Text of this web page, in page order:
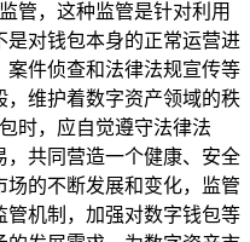
管，这种监管是针对利用
对钱包本身的正常运营进
件侦查和法律法规宣传等
，维护着数字资产领域的秩
时，应自觉遵守法律法
共同营造一个健康、安全
的不断发展和变化，监管
机制，加强对数字钱包等